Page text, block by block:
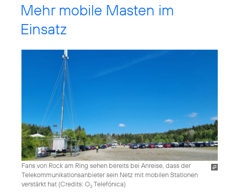
Mehr mobile Masten im
Einsatz
Fans von Rock am Ring sehen bereits bei Anreise, dass der
Telekommunikationsanbieter sein Netz mit mobilen Stationen
verstärkt hat (Credits: O2Telefónica)